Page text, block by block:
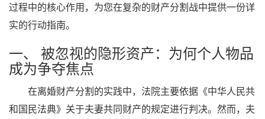
过程中的核心作用，为您在复杂的财产分割战中提供一份详
实的行动指南。
一、 被忽视的隐形资产：为何个人物品
成为争夺焦点
在离婚财产分割的实践中，法院主要依据《中华人民共
和国民法典》关于夫妻共同财产的规定进行判决。然而，夫